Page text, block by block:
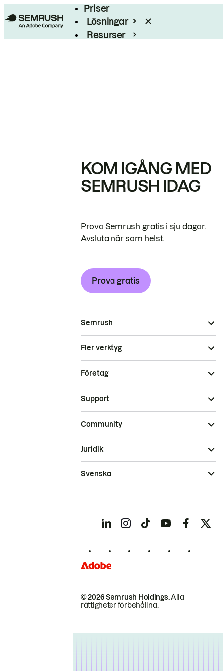
Priser
Lösningar
Resurser
KOM IGÅNG MED
SEMRUSH IDAG
Prova Semrush gratis i sju dagar.
Avsluta när som helst.
Prova gratis
Semrush
Fler verktyg
Företag
Support
Community
© 2026 Semrush Holdings.Alla
rättigheter förbehållna.
Juridik
Svenska